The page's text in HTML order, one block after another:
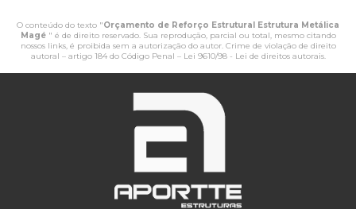
O conteúdo do texto "Orçamento de Reforço Estrutural Estrutura Metálica
Magé " é de direito reservado. Sua reprodução, parcial ou total, mesmo citando
nossos links, é proibida sem a autorização do autor. Crime de violação de direito
autoral – artigo 184 do Código Penal – Lei 9610/98 - Lei de direitos autorais.